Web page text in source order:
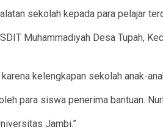
sekolah kepada para pelajar
Muhammadiyah Desa Tupah,
kelengkapan sekolah anak-
para siswa penerima bantuan.
Jambi.”